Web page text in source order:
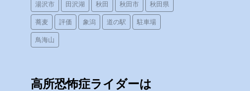
湯沢市 田沢湖 秋田 秋田市 秋田県
蕎麦 評価 象潟 道の駅 駐車場
鳥海山
高所恐怖症ライダーは